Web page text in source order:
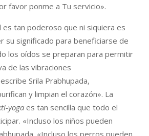
favor ponme a Tu servicio».
es tan poderoso que ni siquiera es
su significado para beneficiarse de
los oídos se preparan para permitir
de las vibraciones
Srila Prabhupada,
y limpian el corazón». La
yoga es tan sencilla que todo el
«Incluso los niños pueden
«Incluso los perros pueden